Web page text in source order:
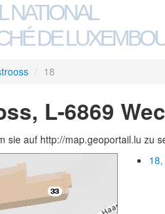
NATIONAL
DE
/ 18
L-6869
sie auf http://map.geoportail.lu zu